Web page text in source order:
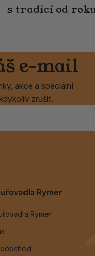
s tradicí od
e-mail
akce a speciální
zrušit.
Rymer
Rymer